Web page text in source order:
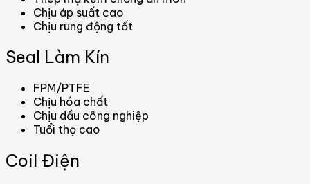
Chịu áp suất cao
Chịu rung động tốt
Seal Làm Kín
FPM/PTFE
Chịu hóa chất
Chịu dầu công nghiệp
Tuổi thọ cao
Coil Điện